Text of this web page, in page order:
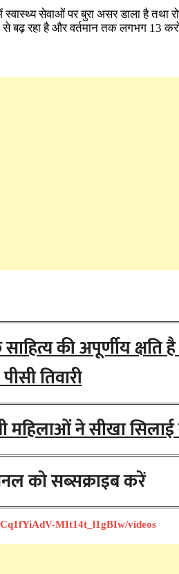
स्वास्थ्य सेवाओं पर बुरा असर डाला है तथा
बढ़ रहा है और वर्तमान तक लगभग 13
की अपूर्णीय क्षति
तिवारी
ने सीखा सिलाई
को सब्सक्राइब करें
MIt14t_l1gBIw/videos